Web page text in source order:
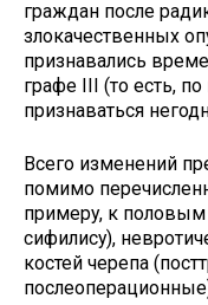
граждан после
злокачественных
признавались
графе III (то есть, по
признаваться
Всего изменений
помимо
примеру, к
сифилису),
костей черепа